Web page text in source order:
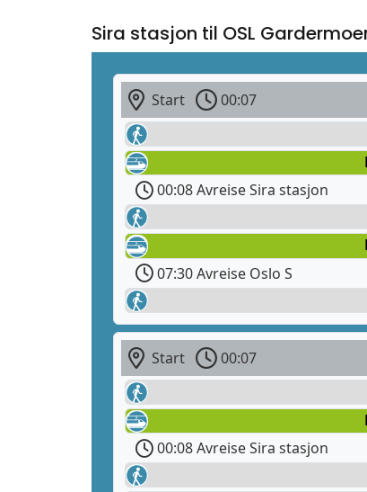
Sira stasjon til OSL
Start 00:07
00:08 Avreise Sira stasjon
07:30 Avreise Oslo S
Start 00:07
00:08 Avreise Sira stasjon